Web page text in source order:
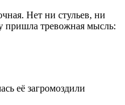
Нет ни стульев, ни
пришла тревожная мысль:
её загромоздили